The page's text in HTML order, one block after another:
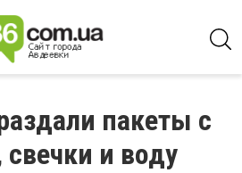
пакеты с
и воду